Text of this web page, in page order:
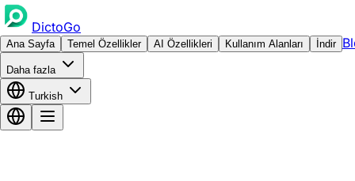
DictoGo
Ana Sayfa Temel Özellikler AI Özellikleri Kullanım Alanları İndir
Daha fazla
Turkish